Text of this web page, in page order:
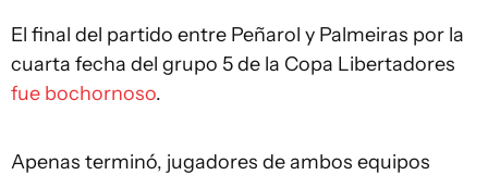
El final del partido entre Peñarol y Palmeiras por la
cuarta fecha del grupo 5 de la Copa Libertadores
fue bochornoso.
Apenas terminó, jugadores de ambos equipos